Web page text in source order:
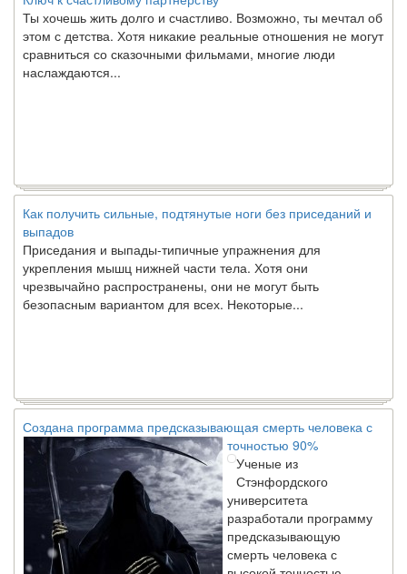
Ты хочешь жить долго и счастливо. Возможно, ты мечтал об
этом с детства. Хотя никакие реальные отношения не могут
сравниться со сказочными фильмами, многие люди
наслаждаются...
Как получить сильные, подтянутые ноги без приседаний и
выпадов
Приседания и выпады-типичные упражнения для
укрепления мышц нижней части тела. Хотя они
чрезвычайно распространены, они не могут быть
безопасным вариантом для всех. Некоторые...
Создана программа предсказывающая смерть человека с
точностью 90%
Ученые из
Стэнфордского
университета
разработали программу
предсказывающую
смерть человека с
высокой точностью.